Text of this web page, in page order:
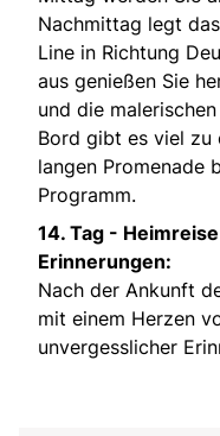
Nachmittag legt
Line in Richtung
aus genießen Sie
und die
Bord gibt es viel zu
langen Promenade
Programm.
14. Tag -
Erinnerungen:
Nach der Ankunft
mit einem Herzen
unvergesslicher